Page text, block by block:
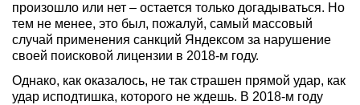
произошло или нет – остается только догадываться. Но
тем не менее, это был, пожалуй, самый массовый
случай применения санкций Яндексом за нарушение
своей поисковой лицензии в 2018-м году.
Однако, как оказалось, не так страшен прямой удар, как
удар исподтишка, которого не ждешь. В 2018-м году